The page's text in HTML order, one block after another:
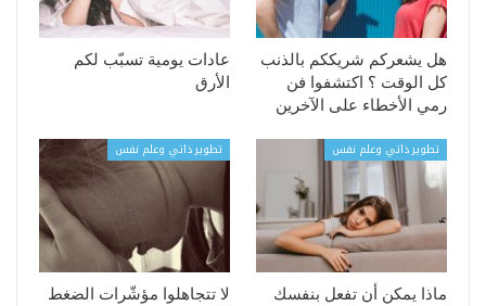
هل يشعركم شريككم بالذنب
كل الوقت ؟ اكتشفوا فن
رمي الأخطاء على الآخرين
عادات يومية تسبّب لكم
الأرق
تطوير ذاتي وعلم نفس
ماذا يمكن أن تفعل بنفسك
تطوير ذاتي وعلم نفس
لا تتجاهلوا مؤشّرات الضغط